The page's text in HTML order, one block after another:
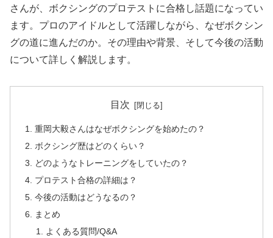
さんが、ボクシングのプロテストに合格し話題になってい
ます。プロのアイドルとして活躍しながら、なぜボクシン
グの道に進んだのか。その理由や背景、そして今後の活動
について詳しく解説します。
目次
重岡大毅さんはなぜボクシングを始めたの？
ボクシング歴はどのくらい？
どのようなトレーニングをしていたの？
プロテスト合格の詳細は？
今後の活動はどうなるの？
まとめ
よくある質問/Q&A